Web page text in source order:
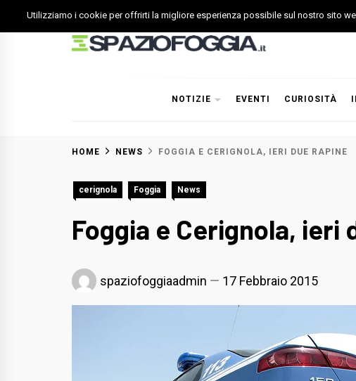
to
NOTIZIE EVENTI CURIOSITÀ
HOME NEWS FOGGIA E CERIGNOLA, IERI DUE RAPINE
cerignola Foggia News
Foggia e Cerignola, ieri
spaziofoggiaadmin 17 Febbraio 2015
Utilizziamo i cookie per offrirti la migliore esperienza possibile sul nostro sito